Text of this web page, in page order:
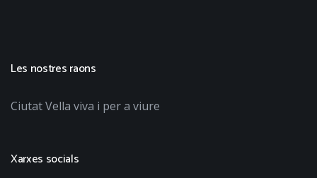
Les nostres raons
Ciutat Vella viva i per a viure
Xarxes socials